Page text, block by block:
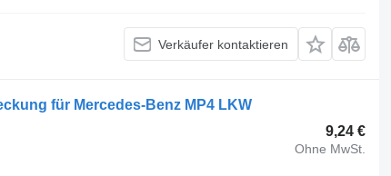
Verkäufer kontaktieren
für Mercedes-Benz MP4 LKW
9,24 €
Ohne MwSt.